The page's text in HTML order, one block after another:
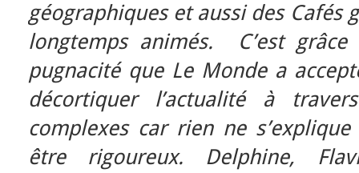
géographiques et aussi des Cafés
longtemps animés. C’est
pugnacité que Le Monde a
décortiquer l’actualité à
complexes car rien ne
être rigoureux. Delphine,